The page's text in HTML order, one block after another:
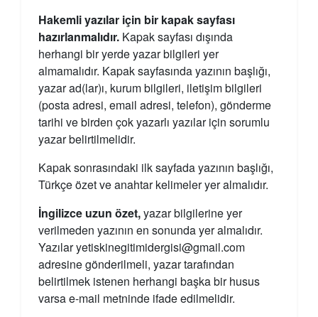
Hakemli yazılar için bir kapak sayfası
hazırlanmalıdır. Kapak sayfası dışında
herhangi bir yerde yazar bilgileri yer
almamalıdır. Kapak sayfasında yazının başlığı,
yazar ad(lar)ı, kurum bilgileri, iletişim bilgileri
(posta adresi, email adresi, telefon), gönderme
tarihi ve birden çok yazarlı yazılar için sorumlu
yazar belirtilmelidir.
Kapak sonrasındaki ilk sayfada yazının başlığı,
Türkçe özet ve anahtar kelimeler yer almalıdır.
İngilizce uzun özet,yazar bilgilerine yer
verilmeden yazının en sonunda yer almalıdır.
Yazılar yetiskinegitimidergisi@gmail.com
adresine gönderilmeli, yazar tarafından
belirtilmek istenen herhangi başka bir husus
varsa e-mail metninde ifade edilmelidir.